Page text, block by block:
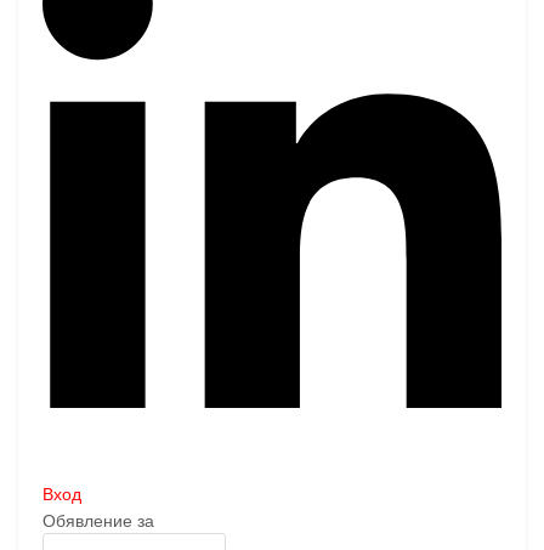
Вход
Обявление за